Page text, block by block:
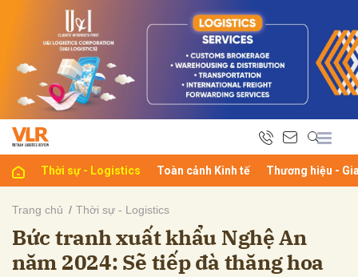
Thời sự - Logistics Toàn cảnh Kinh tế Thương hiệu -
Trang chủ Thời sự - Logistics
Bức tranh xuất khẩu Nghệ An
năm 2024: Sẽ tiếp đà thăng hoa
luận
Hủy